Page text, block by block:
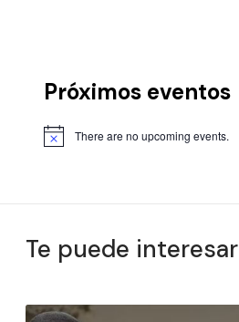
Próximos eventos
There are no upcoming events.
Te puede interesar